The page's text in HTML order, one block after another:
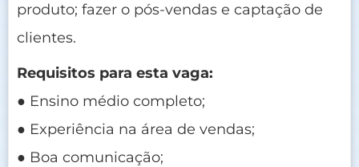
produto; fazer o pós-vendas e captação de
clientes.
Requisitos para esta vaga:
● Ensino médio completo;
● Experiência na área de vendas;
● Boa comunicação;